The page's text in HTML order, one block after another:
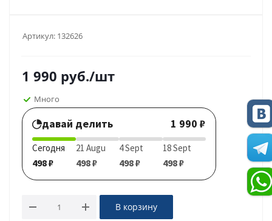
Артикул: 132626
1 990 руб./шт
Много
давай делить 1 990 ₽
Сегодня
498 ₽
21 Augu
498 ₽
4 Sept
498 ₽
18 Sept
498 ₽
В корзину